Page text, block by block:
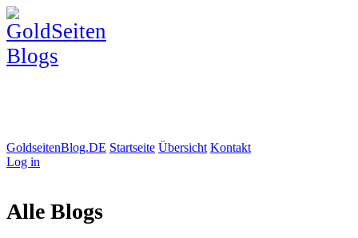
GoldseitenBlog.DE Startseite Übersicht Kontakt
Log in
Alle Blogs